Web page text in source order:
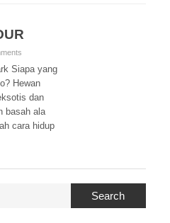
Siapa yang
Hewan
dan
basah ala
cara hidup
Search